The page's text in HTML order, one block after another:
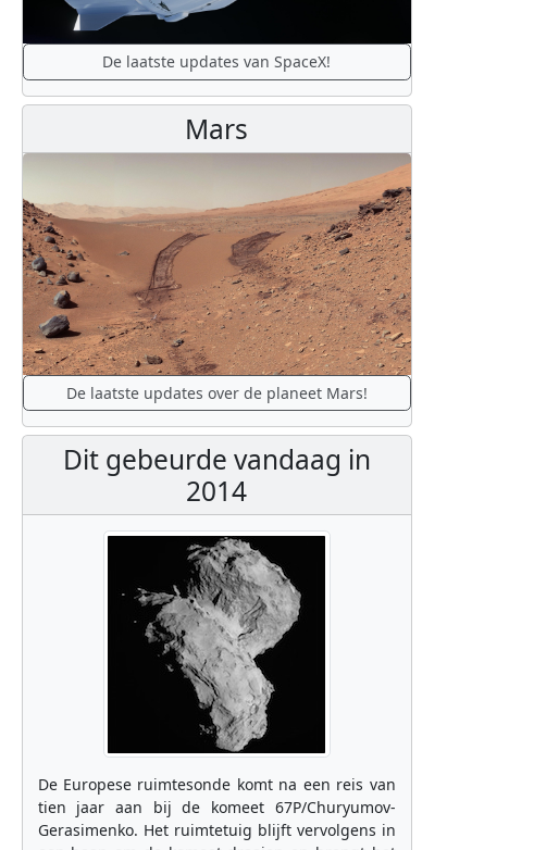
De laatste updates van SpaceX!
Mars
De laatste updates over de planeet Mars!
Dit gebeurde vandaag in
2014
De Europese ruimtesonde komt na een reis van
tien jaar aan bij de komeet 67P/Churyumov-
Gerasimenko. Het ruimtetuig blijft vervolgens in